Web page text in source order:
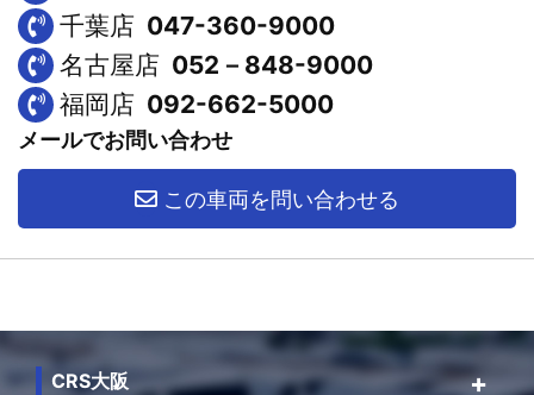
千葉店 047-360-9000
名古屋店 052－848-9000
福岡店 092-662-5000
メールでお問い合わせ
この車両を問い合わせる
CRS大阪